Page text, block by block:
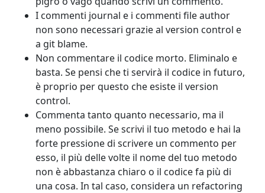
I commenti journal e i commenti file author
non sono necessari grazie al version control e
a git blame.
Non commentare il codice morto. Eliminalo e
basta. Se pensi che ti servirà il codice in futuro,
è proprio per questo che esiste il version
control.
Commenta tanto quanto necessario, ma il
meno possibile. Se scrivi il tuo metodo e hai la
forte pressione di scrivere un commento per
esso, il più delle volte il nome del tuo metodo
non è abbastanza chiaro o il codice fa più di
una cosa. In tal caso, considera un refactoring